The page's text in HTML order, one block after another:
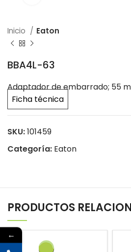
Inicio Eaton
BBA4L-63
Adaptador de embarrado; 55
Ficha técnica
SKU:101459
Categoría: Eaton
PRODUCTOS
←